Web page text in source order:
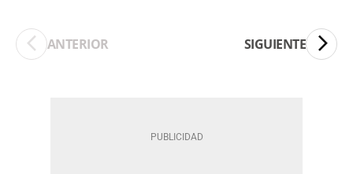
ANTERIOR SIGUIENTE